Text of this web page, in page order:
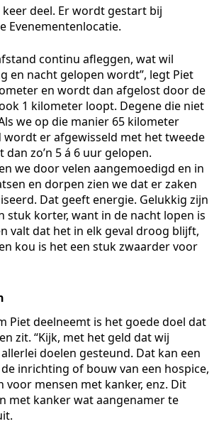
keer deel. Er wordt gestart bij
Evenementenlocatie.
continu afleggen, wat wil
en nacht gelopen wordt”, legt Piet
en wordt dan afgelost door de
1 kilometer loopt. Degene die niet
we op die manier 65 kilometer
wordt er afgewisseld met het tweede
dan zo’n 5 á 6 uur gelopen.
we door velen aangemoedigd en in
en dorpen zien we dat er zaken
Dat geeft energie. Gelukkig zijn
stuk korter, want in de nacht lopen is
valt dat het in elk geval droog blijft,
kou is het een stuk zwaarder voor
Piet deelneemt is het goede doel dat
zit. “Kijk, met het geld dat wij
doelen gesteund. Dat kan een
inrichting of bouw van een hospice,
voor mensen met kanker, enz. Dit
met kanker wat aangenamer te